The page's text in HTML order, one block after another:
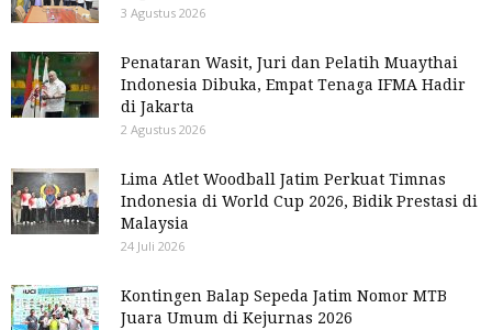
3 Agustus 2026
Penataran Wasit, Juri dan Pelatih Muaythai
Indonesia Dibuka, Empat Tenaga IFMA Hadir
di Jakarta
2 Agustus 2026
Lima Atlet Woodball Jatim Perkuat Timnas
Indonesia di World Cup 2026, Bidik Prestasi di
Malaysia
24 Juli 2026
Kontingen Balap Sepeda Jatim Nomor MTB
Juara Umum di Kejurnas 2026